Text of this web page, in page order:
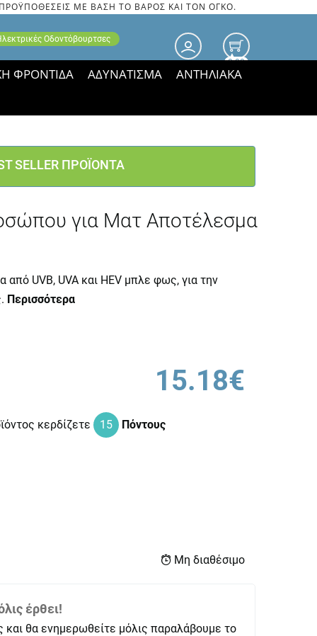
ΜΕ ΒΑΣΗ ΤΟ ΒΑΡΟΣ ΚΑΙ ΤΟΝ ΟΓΚΟ.
Οδοντόβουρτσες
0.00
ΦΡΟΝΤΙΔΑ ΑΔΥΝΑΤΙΣΜΑ
ΑΝΤΗΛΙΑΚΑ
ΠΑΡΑΜΕΝΟΥΝ!
SELLER ΠΡΟΪΟΝΤΑ
για Ματ Αποτέλεσμα
από UVB, UVA και HEV μπλε φως, για την
Περισσότερα
15.18€
κερδίζετε 15 Πόντους
Μη διαθέσιμο
έρθει!
θα ενημερωθείτε μόλις παραλάβουμε το